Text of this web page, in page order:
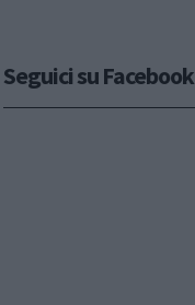
Seguici su Facebook